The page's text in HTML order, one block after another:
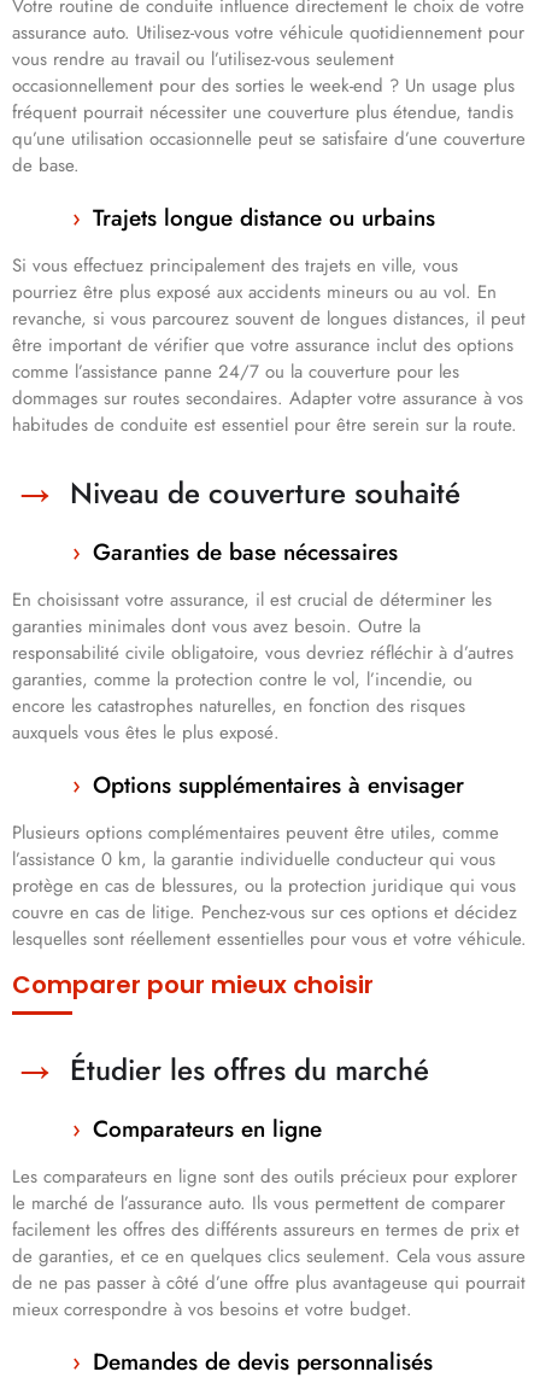
Votre routine de conduite influence directement le choix de votre
assurance auto. Utilisez-vous votre véhicule quotidiennement pour
vous rendre au travail ou l’utilisez-vous seulement
occasionnellement pour des sorties le week-end ? Un usage plus
fréquent pourrait nécessiter une couverture plus étendue, tandis
qu’une utilisation occasionnelle peut se satisfaire d’une couverture
de base.
Trajets longue distance ou urbains
Si vous effectuez principalement des trajets en ville, vous
pourriez être plus exposé aux accidents mineurs ou au vol. En
revanche, si vous parcourez souvent de longues distances, il peut
être important de vérifier que votre assurance inclut des options
comme l’assistance panne 24/7 ou la couverture pour les
dommages sur routes secondaires. Adapter votre assurance à vos
habitudes de conduite est essentiel pour être serein sur la route.
Niveau de couverture souhaité
Garanties de base nécessaires
En choisissant votre assurance, il est crucial de déterminer les
garanties minimales dont vous avez besoin. Outre la
responsabilité civile obligatoire, vous devriez réfléchir à d’autres
garanties, comme la protection contre le vol, l’incendie, ou
encore les catastrophes naturelles, en fonction des risques
auxquels vous êtes le plus exposé.
Options supplémentaires à envisager
Plusieurs options complémentaires peuvent être utiles, comme
l’assistance 0 km, la garantie individuelle conducteur qui vous
protège en cas de blessures, ou la protection juridique qui vous
couvre en cas de litige. Penchez-vous sur ces options et décidez
lesquelles sont réellement essentielles pour vous et votre véhicule.
Comparer pour mieux choisir
Étudier les offres du marché
Comparateurs en ligne
Les comparateurs en ligne sont des outils précieux pour explorer
le marché de l’assurance auto. Ils vous permettent de comparer
facilement les offres des différents assureurs en termes de prix et
de garanties, et ce en quelques clics seulement. Cela vous assure
de ne pas passer à côté d’une offre plus avantageuse qui pourrait
mieux correspondre à vos besoins et votre budget.
Demandes de devis personnalisés